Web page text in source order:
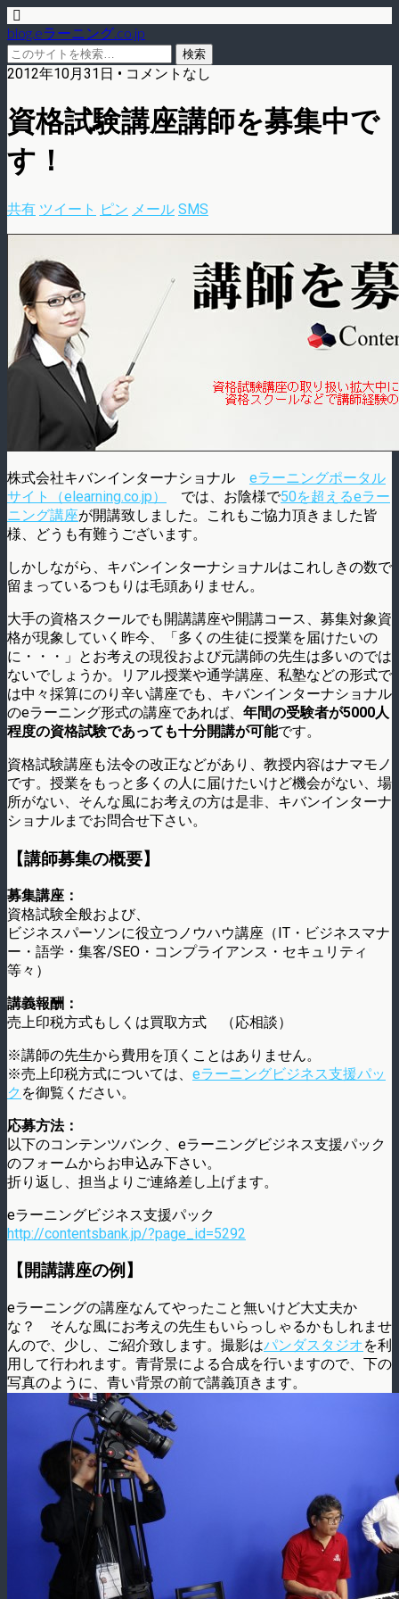
blog.eラーニング.co.jp
2012年10月31日 • コメントなし
資格試験講座講師を募集中で
す！
共有 ツイート ピン メール SMS
株式会社キバンインターナショナル eラーニングポータル
サイト（elearning.co.jp）
では、お陰様で50を超えるeラー
ニング講座が開講致しました。これもご協力頂きました皆
様、どうも有難うございます。
しかしながら、キバンインターナショナルはこれしきの数で
留まっているつもりは毛頭ありません。
大手の資格スクールでも開講講座や開講コース、募集対象資
格が現象していく昨今、「多くの生徒に授業を届けたいの
に・・・」とお考えの現役および元講師の先生は多いのでは
ないでしょうか。リアル授業や通学講座、私塾などの形式で
は中々採算にのり辛い講座でも、キバンインターナショナル
のeラーニング形式の講座であれば、 年間の受験者が5000人
程度の資格試験であっても十分開講が可能です。
資格試験講座も法令の改正などがあり、教授内容はナマモノ
です。授業をもっと多くの人に届けたいけど機会がない、場
所がない、そんな風にお考えの方は是非、キバンインターナ
ショナルまでお問合せ下さい。
【講師募集の概要】
募集講座：
資格試験全般および、
ビジネスパーソンに役立つノウハウ講座（IT・ビジネスマナ
ー・語学・集客/SEO・コンプライアンス・セキュリティ
等々）
講義報酬：
売上印税方式もしくは買取方式 （応相談）
※講師の先生から費用を頂くことはありません。
※売上印税方式については、 eラーニングビジネス支援パッ
ク を御覧ください。
応募方法：
以下のコンテンツバンク、eラーニングビジネス支援パック
のフォームからお申込み下さい。
折り返し、担当よりご連絡差し上げます。
eラーニングビジネス支援パック
http://contentsbank.jp/?page_id=5292
【開講講座の例】
eラーニングの講座なんてやったこと無いけど大丈夫か
な？ そんな風にお考えの先生もいらっしゃるかもしれませ
んので、少し、ご紹介致します。撮影はパンダスタジオを利
用して行われます。青背景による合成を行いますので、下の
写真のように、青い背景の前で講義頂きます。